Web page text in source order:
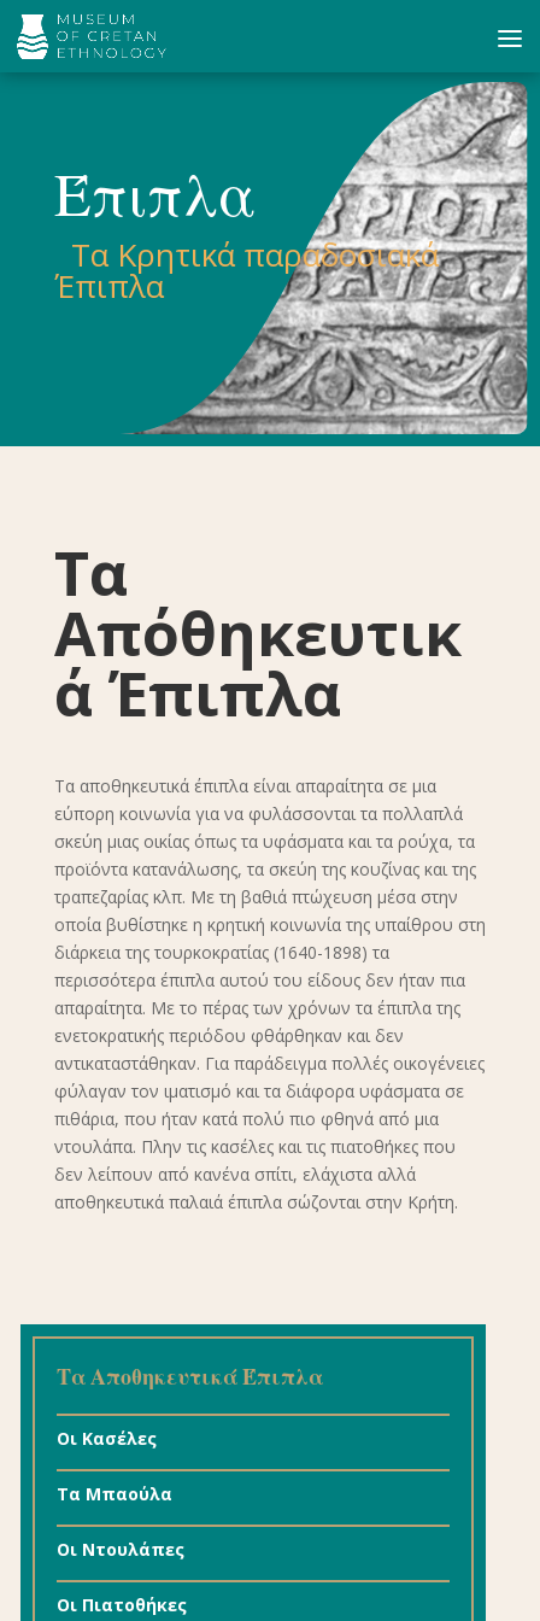
Έπιπλα
Τα Κρητικά παραδοσιακά
Έπιπλα
Τα
Απόθηκευτικ
ά Έπιπλα
Τα αποθηκευτικά έπιπλα είναι απαραίτητα σε μια
εύπορη κοινωνία για να φυλάσσονται τα πολλαπλά
σκεύη μιας οικίας όπως τα υφάσματα και τα ρούχα, τα
προϊόντα κατανάλωσης, τα σκεύη της κουζίνας και της
τραπεζαρίας κλπ. Με τη βαθιά πτώχευση μέσα στην
οποία βυθίστηκε η κρητική κοινωνία της υπαίθρου στη
διάρκεια της τουρκοκρατίας (1640-1898) τα
περισσότερα έπιπλα αυτού του είδους δεν ήταν πια
απαραίτητα. Με το πέρας των χρόνων τα έπιπλα της
ενετοκρατικής περιόδου φθάρθηκαν και δεν
αντικαταστάθηκαν. Για παράδειγμα πολλές οικογένειες
φύλαγαν τον ιματισμό και τα διάφορα υφάσματα σε
πιθάρια, που ήταν κατά πολύ πιο φθηνά από μια
ντουλάπα. Πλην τις κασέλες και τις πιατοθήκες που
δεν λείπουν από κανένα σπίτι, ελάχιστα αλλά
αποθηκευτικά παλαιά έπιπλα σώζονται στην Κρήτη.
Τα Αποθηκευτικά Έπιπλα
Οι Κασέλες
Tα Mπαούλα
Οι Ντουλάπες
Οι Πιατοθήκες